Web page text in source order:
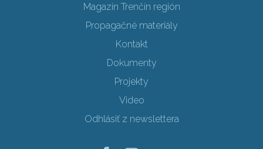
Magazín Trenčín región
Propagačné materiály
Kontakt
Dokumenty
Projekty
Video
Odhlásiť z newslettera